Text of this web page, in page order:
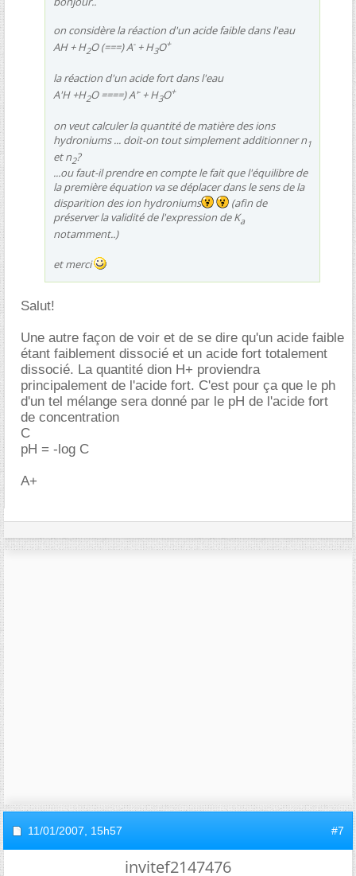
on considère la réaction d'un acide faible dans l'eau
AH + H2O (===) A-+ H3O+
la réaction d'un acide fort dans l'eau
A'H +H2O ====) A'-+ H3O+
on veut calculer la quantité de matière des ions
hydroniums ... doit-on tout simplement additionner n 1
et n2?
...ou faut-il prendre en compte le fait que l'équilibre de
la première équation va se déplacer dans le sens de la
disparition des ion hydroniums
(afin de
préserver la validité de l'expression de Ka
notamment..)
et merci
Salut!
Une autre façon de voir et de se dire qu'un acide faible
étant faiblement dissocié et un acide fort totalement
dissocié. La quantité dion H+ proviendra
principalement de l'acide fort. C'est pour ça que le ph
d'un tel mélange sera donné par le pH de l'acide fort
de concentration
C
pH = -log C
A+
11/01/2007, 15h57 #7
invitef2147476